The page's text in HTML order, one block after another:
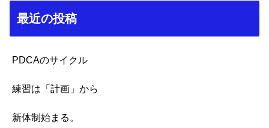
最近の投稿
PDCAのサイクル
練習は「計画」から
新体制始まる。